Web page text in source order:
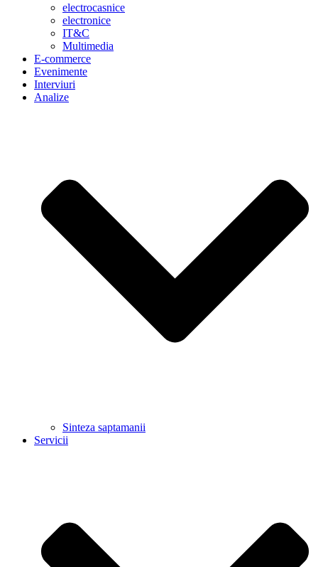
electrocasnice
electronice
IT&C
Multimedia
E-commerce
Evenimente
Interviuri
Analize
Sinteza saptamanii
Servicii